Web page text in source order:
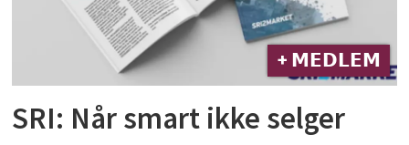
+ 𝗠𝗘𝗗𝗟𝗘𝗠
SRI: Når smart ikke selger